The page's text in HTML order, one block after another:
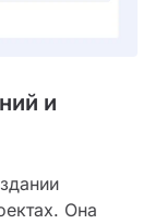
и
Она